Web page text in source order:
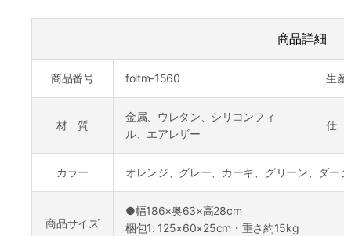
商品詳細
商品番号 foltm-1560 生
材 質
金属、ウレタン、シリコンフィ
ル、エアレザー
仕
カラー オレンジ、グレー、カーキ、グリーン、ダー
商品サイズ
●幅186×奥63×高28cm
梱包1: 125×60×25cm・重さ約15kg